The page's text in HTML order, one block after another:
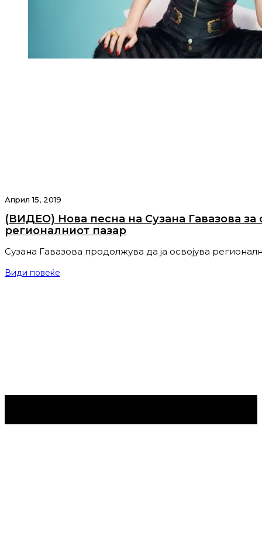
Април 15, 2019
(ВИДЕО) Нова песна на Сузана Гавазова за
регионалниот пазар
Сузана Гавазова продолжува да ја освојува
Види повеќе